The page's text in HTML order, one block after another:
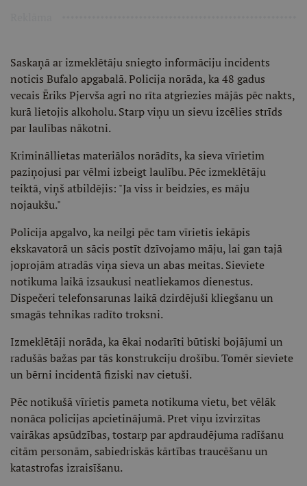
Saskaņā ar izmeklētāju sniegto informāciju incidents
noticis Bufalo apgabalā. Policija norāda, ka 48 gadus
vecais Ēriks Pjervša agri no rīta atgriezies mājās pēc nakts,
kurā lietojis alkoholu. Starp viņu un sievu izcēlies strīds
par laulības nākotni.
Krimināllietas materiālos norādīts, ka sieva vīrietim
paziņojusi par vēlmi izbeigt laulību. Pēc izmeklētāju
teiktā, viņš atbildējis: "Ja viss ir beidzies, es māju
nojaukšu."
Policija apgalvo, ka neilgi pēc tam vīrietis iekāpis
ekskavatorā un sācis postīt dzīvojamo māju, lai gan tajā
joprojām atradās viņa sieva un abas meitas. Sieviete
notikuma laikā izsaukusi neatliekamos dienestus.
Dispečeri telefonsarunas laikā dzirdējuši kliegšanu un
smagās tehnikas radīto troksni.
Izmeklētāji norāda, ka ēkai nodarīti būtiski bojājumi un
radušās bažas par tās konstrukciju drošību. Tomēr sieviete
un bērni incidentā fiziski nav cietuši.
Pēc notikušā vīrietis pameta notikuma vietu, bet vēlāk
nonāca policijas apcietinājumā. Pret viņu izvirzītas
vairākas apsūdzības, tostarp par apdraudējuma radīšanu
citām personām, sabiedriskās kārtības traucēšanu un
katastrofas izraisīšanu.